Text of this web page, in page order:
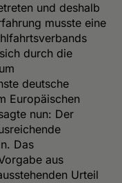
und deshalb
musste eine
durch die
deutsche
Europäischen
nun: Der
Das
aus
Urteil